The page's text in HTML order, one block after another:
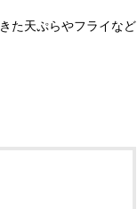
た天ぷらやフライなど